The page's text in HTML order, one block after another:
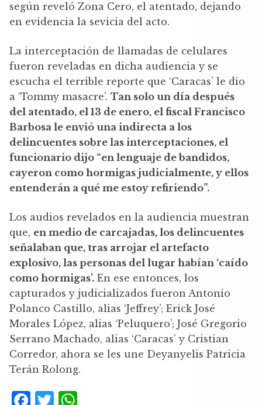
según reveló Zona Cero, el atentado, dejando
en evidencia la sevicia del acto.
La interceptación de llamadas de celulares
fueron reveladas en dicha audiencia y se
escucha el terrible reporte que ‘Caracas’ le dio
a ‘Tommy masacre’. Tan solo un día después
del atentado, el 13 de enero, el fiscal Francisco
Barbosa le envió una indirecta a los
delincuentes sobre las interceptaciones, el
funcionario dijo “en lenguaje de bandidos,
cayeron como hormigas judicialmente, y ellos
entenderán a qué me estoy refiriendo”.
Los audios revelados en la audiencia muestran
que, en medio de carcajadas, los delincuentes
señalaban que, tras arrojar el artefacto
explosivo, las personas del lugar habían ‘caído
como hormigas’. En ese entonces, los
capturados y judicializados fueron Antonio
Polanco Castillo, alias ‘Jeffrey’; Erick José
Morales López, alias ‘Peluquero’; José Gregorio
Serrano Machado, alias ‘Caracas’ y Cristian
Corredor, ahora se les une Deyanyelis Patricia
Terán Rolong.